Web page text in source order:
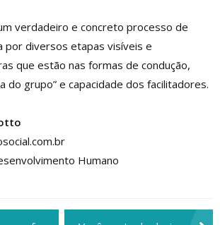
verdadeiro e concreto processo de
por diversos etapas visíveis e
que estão nas formas de condução,
do grupo” e capacidade dos facilitadores.
Humano